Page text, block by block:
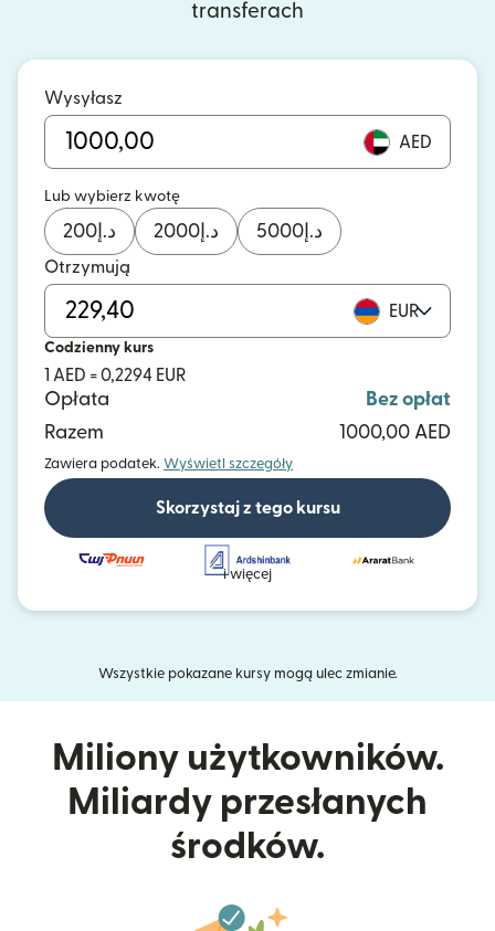
transferach
Wysyłasz
AED
Lub wybierz kwotę
د.إ 200 د.إ 2000 د.إ 5000
Otrzymują
EUR
Codzienny kurs
1 AED = 0,2294 EUR
Opłata
Bez opłat
Razem
1000,00 AED
Zawiera podatek. Wyświetl szczegóły
Skorzystaj z tego kursu
i więcej
Wszystkie pokazane kursy mogą ulec zmianie.
Miliony użytkowników.
Miliardy przesłanych
środków.